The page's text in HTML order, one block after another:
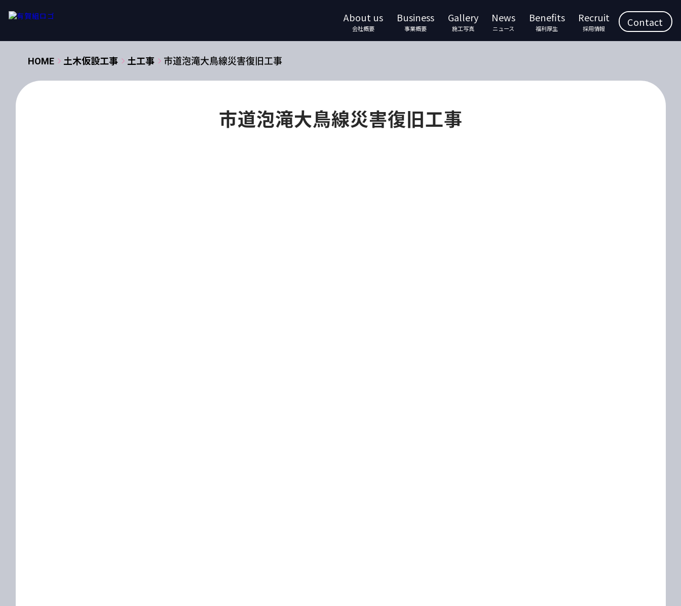
About us
会社概要
Business
事業概要
Gallery
施工写真
News
ニュース
Benefits
福利厚生
Recruit
採用情報
Contact
HOME 土木仮設工事 土工事 市道泡滝大鳥線災害復旧工事
市道泡滝大鳥線災害復旧工事